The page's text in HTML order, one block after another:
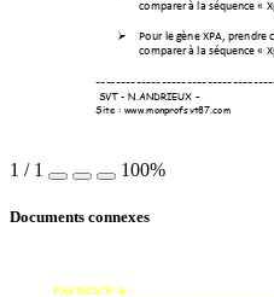
----------------------------------
SVT - N.ANDRIEUX –
Site : www.monprofsvt87.com
comparer à la séquence «
 Pour le gène XPA, prendre
comparer à la séquence «
1 / 1 100%
Documents connexes